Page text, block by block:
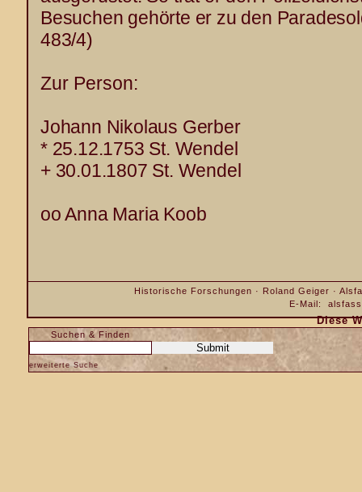
Besuchen gehörte er zu den
483/4)
Zur Person:
Johann Nikolaus Gerber
* 25.12.1753 St. Wendel
+ 30.01.1807 St. Wendel
oo Anna Maria Koob
Historische Forschungen · Roland Geiger ·
E-Mail:
Diese
Suchen & Finden
erweiterte Suche